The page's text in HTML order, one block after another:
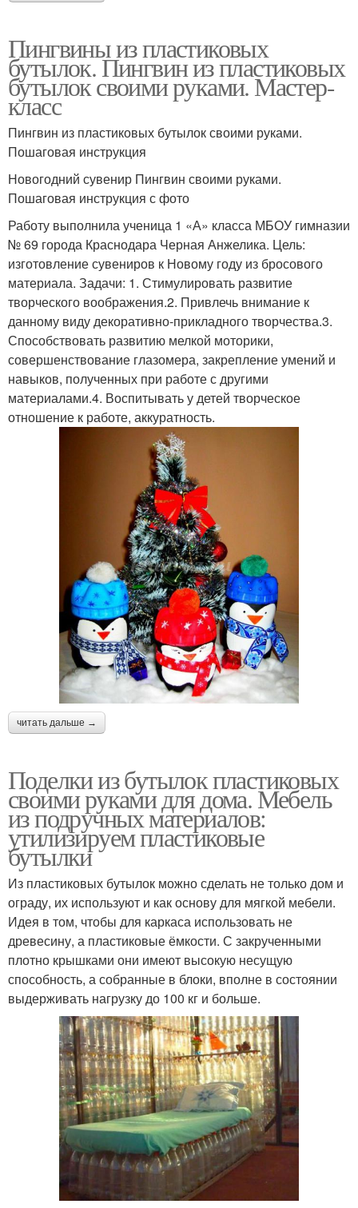
Пингвины из пластиковых
бутылок. Пингвин из пластиковых
бутылок своими руками. Мастер-
класс
Пингвин из пластиковых бутылок своими руками.
Пошаговая инструкция
Новогодний сувенир Пингвин своими руками.
Пошаговая инструкция с фото
Работу выполнила ученица 1 «А» класса МБОУ гимназии
№ 69 города Краснодара Черная Анжелика. Цель:
изготовление сувениров к Новому году из бросового
материала. Задачи: 1. Стимулировать развитие
творческого воображения.2. Привлечь внимание к
данному виду декоративно-прикладного творчества.3.
Способствовать развитию мелкой моторики,
совершенствование глазомера, закрепление умений и
навыков, полученных при работе с другими
материалами.4. Воспитывать у детей творческое
отношение к работе, аккуратность.
читать дальше →
Поделки из бутылок пластиковых
своими руками для дома. Мебель
из подручных материалов:
утилизируем пластиковые
бутылки
Из пластиковых бутылок можно сделать не только дом и
ограду, их используют и как основу для мягкой мебели.
Идея в том, чтобы для каркаса использовать не
древесину, а пластиковые ёмкости. С закрученными
плотно крышками они имеют высокую несущую
способность, а собранные в блоки, вполне в состоянии
выдерживать нагрузку до 100 кг и больше.